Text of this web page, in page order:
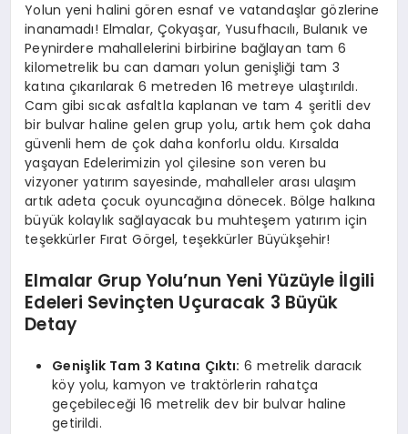
Yolun yeni halini gören esnaf ve vatandaşlar gözlerine
inanamadı! Elmalar, Çokyaşar, Yusufhacılı, Bulanık ve
Peynirdere mahallelerini birbirine bağlayan tam 6
kilometrelik bu can damarı yolun genişliği tam 3
katına çıkarılarak 6 metreden 16 metreye ulaştırıldı.
Cam gibi sıcak asfaltla kaplanan ve tam 4 şeritli dev
bir bulvar haline gelen grup yolu, artık hem çok daha
güvenli hem de çok daha konforlu oldu. Kırsalda
yaşayan Edelerimizin yol çilesine son veren bu
vizyoner yatırım sayesinde, mahalleler arası ulaşım
artık adeta çocuk oyuncağına dönecek. Bölge halkına
büyük kolaylık sağlayacak bu muhteşem yatırım için
teşekkürler Fırat Görgel, teşekkürler Büyükşehir!
Elmalar Grup Yolu’nun Yeni Yüzüyle İlgili
Edeleri Sevinçten Uçuracak 3 Büyük
Detay
Genişlik Tam 3 Katına Çıktı: 6 metrelik daracık
köy yolu, kamyon ve traktörlerin rahatça
geçebileceği 16 metrelik dev bir bulvar haline
getirildi.